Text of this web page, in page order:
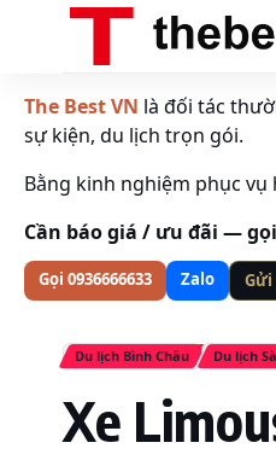
The Best VN là đối tác
sự kiện, du lịch trọn gói.
Bằng kinh nghiệm phục
Cần báo giá / ưu đãi —
Gọi 0936666633 Zalo Gửi
Du lịch Bình Châu Du lịch
Xe